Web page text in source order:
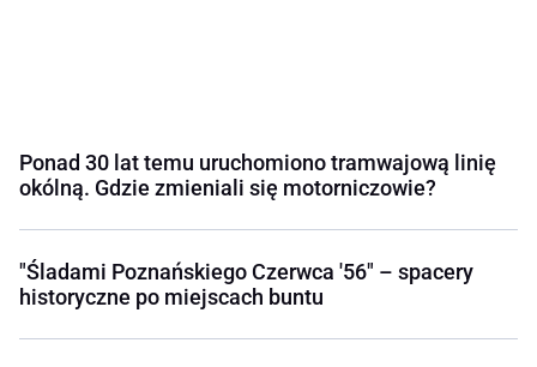
Ponad 30 lat temu uruchomiono tramwajową linię
okólną. Gdzie zmieniali się motorniczowie?
"Śladami Poznańskiego Czerwca '56" – spacery
historyczne po miejscach buntu